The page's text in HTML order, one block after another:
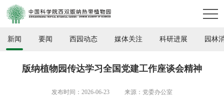
新闻 要闻 西园动态 媒体关注 科研进展 园林
版纳植物园传达学习全国党建工作座谈会精神
发布时间：2026-06-23 来源：党委办公室